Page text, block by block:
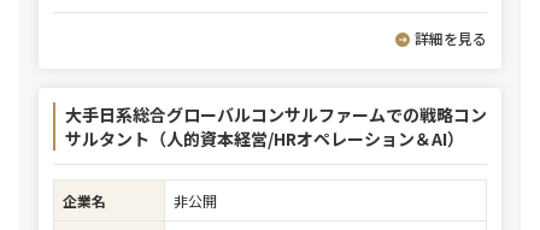
詳細を見る
大手日系総合グローバルコンサルファームでの戦略コン
サルタント（人的資本経営/HRオペレーション＆AI）
企業名
非公開